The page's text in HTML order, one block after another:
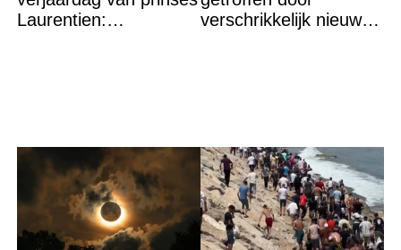
Laurentien:
verschrikkelijk nieuws: